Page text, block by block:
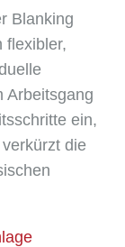
Blanking
flexibler,
Arbeitsgang
ein,
die